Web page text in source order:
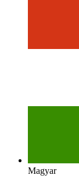
Magyar